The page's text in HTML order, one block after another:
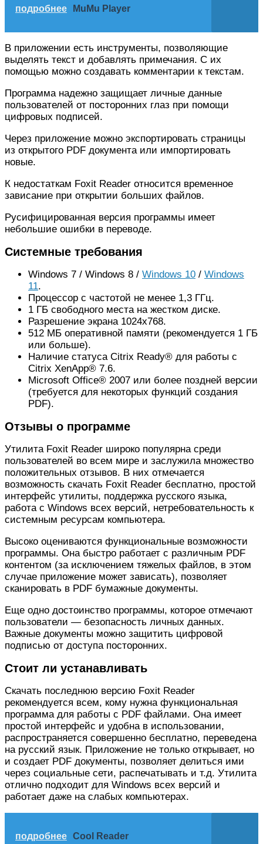
подробнее MuMu Player
В приложении есть инструменты, позволяющие
выделять текст и добавлять примечания. С их
помощью можно создавать комментарии к текстам.
Программа надежно защищает личные данные
пользователей от посторонних глаз при помощи
цифровых подписей.
Через приложение можно экспортировать страницы
из открытого PDF документа или импортировать
новые.
К недостаткам Foxit Reader относится временное
зависание при открытии больших файлов.
Русифицированная версия программы имеет
небольшие ошибки в переводе.
Системные требования
Windows 7 / Windows 8 / Windows 10 / Windows
11.
Процессор с частотой не менее 1,3 ГГц.
1 ГБ свободного места на жестком диске.
Разрешение экрана 1024х768.
512 МБ оперативной памяти (рекомендуется 1 ГБ
или больше).
Наличие статуса Citrix Ready® для работы с
Citrix XenApp® 7.6.
Microsoft Office® 2007 или более поздней версии
(требуется для некоторых функций создания
PDF).
Отзывы о программе
Утилита Foxit Reader широко популярна среди
пользователей во всем мире и заслужила множество
положительных отзывов. В них отмечается
возможность скачать Foxit Reader бесплатно, простой
интерфейс утилиты, поддержка русского языка,
работа с Windows всех версий, нетребовательность к
системным ресурсам компьютера.
Высоко оцениваются функциональные возможности
программы. Она быстро работает с различным PDF
контентом (за исключением тяжелых файлов, в этом
случае приложение может зависать), позволяет
сканировать в PDF бумажные документы.
Еще одно достоинство программы, которое отмечают
пользователи — безопасность личных данных.
Важные документы можно защитить цифровой
подписью от доступа посторонних.
Стоит ли устанавливать
Скачать последнюю версию Foxit Reader
рекомендуется всем, кому нужна функциональная
программа для работы с PDF файлами. Она имеет
простой интерфейс и удобна в использовании,
распространяется совершенно бесплатно, переведена
на русский язык. Приложение не только открывает, но
и создает PDF документы, позволяет делиться ими
через социальные сети, распечатывать и т.д. Утилита
отлично подходит для Windows всех версий и
работает даже на слабых компьютерах.
подробнее Cool Reader